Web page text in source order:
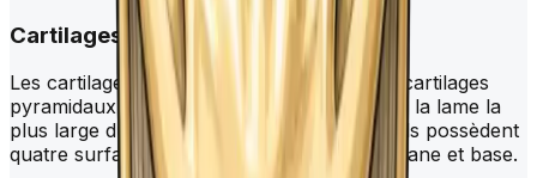
Cartilages aryténoïdes
Les cartilages aryténoïdes sont deux petits cartilages
pyramidaux situés sur la face supérieure de la lame la
plus large du cartilage cricoïde postérieur. Ils possèdent
quatre surfaces : postérieure, latérale, médiane et base.